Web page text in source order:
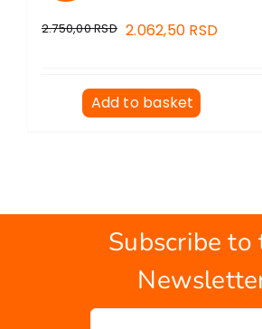
2.750,00RSD 2.062,50 RSD
Add to basket
Subscribe to